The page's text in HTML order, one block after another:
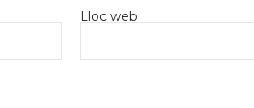
Lloc web